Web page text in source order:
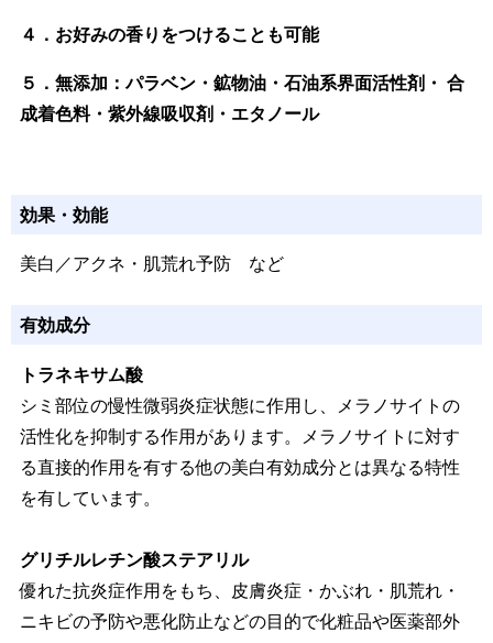
４．お好みの香りをつけることも可能
５．無添加：パラベン・鉱物油・石油系界面活性剤・ 合
成着色料・紫外線吸収剤・エタノール
効果・効能
美白／アクネ・肌荒れ予防 など
有効成分
トラネキサム酸
シミ部位の慢性微弱炎症状態に作用し、メラノサイトの
活性化を抑制する作用があります。メラノサイトに対す
る直接的作用を有する他の美白有効成分とは異なる特性
を有しています。
グリチルレチン酸ステアリル
優れた抗炎症作用をもち、皮膚炎症・かぶれ・肌荒れ・
ニキビの予防や悪化防止などの目的で化粧品や医薬部外